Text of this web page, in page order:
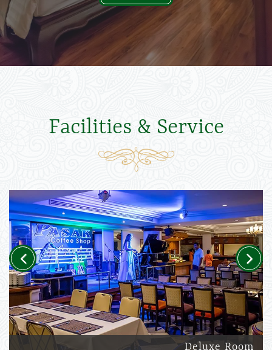
Facilities & Service
Deluxe Room
Previous Next